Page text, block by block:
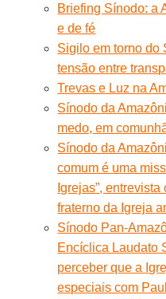
Briefing Sínodo: a
e de fé
Sigilo em torno do
tensão entre
Trevas e Luz na
Sínodo da
medo, em
Sínodo da
comum é uma
Igrejas”,
fraterno da Igreja
Sínodo Pan-
Encíclica Laudato
perceber que a
especiais com